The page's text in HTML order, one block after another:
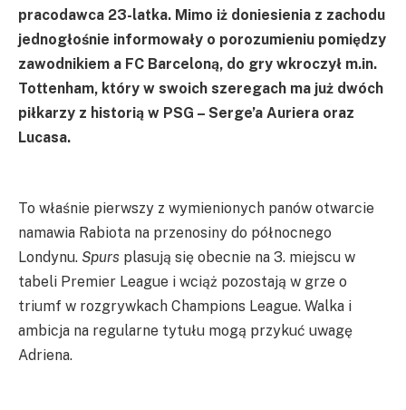
pracodawca 23-latka. Mimo iż doniesienia z zachodu
jednogłośnie informowały o porozumieniu pomiędzy
zawodnikiem a FC Barceloną, do gry wkroczył m.in.
Tottenham, który w swoich szeregach ma już dwóch
piłkarzy z historią w PSG – Serge’a Auriera oraz
Lucasa.
To właśnie pierwszy z wymienionych panów otwarcie
namawia Rabiota na przenosiny do północnego
Londynu. Spurs plasują się obecnie na 3. miejscu w
tabeli Premier League i wciąż pozostają w grze o
triumf w rozgrywkach Champions League. Walka i
ambicja na regularne tytułu mogą przykuć uwagę
Adriena.